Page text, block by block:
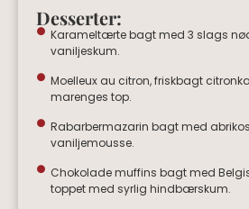
Desserter:
Karameltærte bagt med 3 slags
vaniljeskum.
Moelleux au citron, friskbagt
marenges top.
Rabarbermazarin bagt med
vaniljemousse.
Chokolade muffins bagt med
toppet med syrlig hindbærskum.